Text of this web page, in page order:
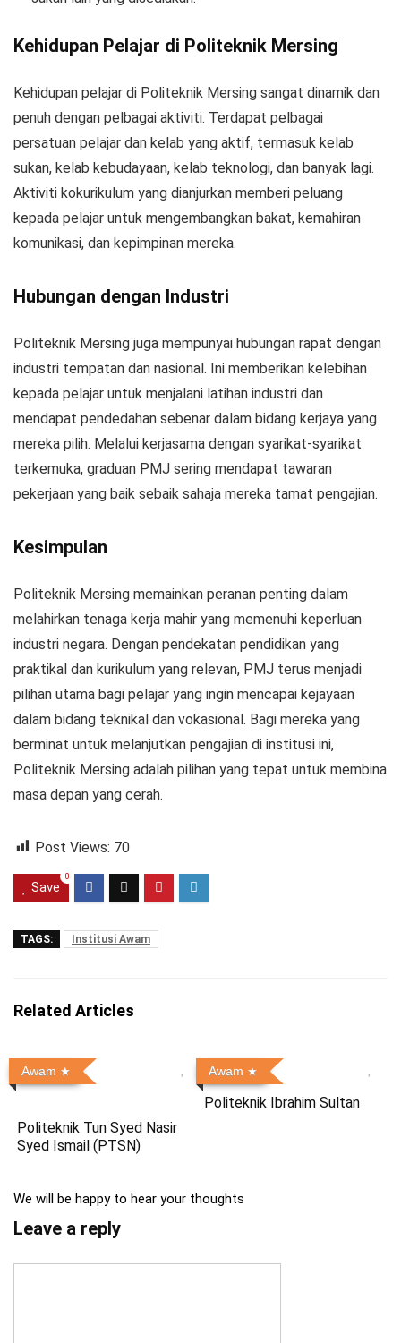
Kehidupan Pelajar di Politeknik Mersing
Kehidupan pelajar di Politeknik Mersing sangat dinamik dan
penuh dengan pelbagai aktiviti. Terdapat pelbagai
persatuan pelajar dan kelab yang aktif, termasuk kelab
sukan, kelab kebudayaan, kelab teknologi, dan banyak lagi.
Aktiviti kokurikulum yang dianjurkan memberi peluang
kepada pelajar untuk mengembangkan bakat, kemahiran
komunikasi, dan kepimpinan mereka.
Hubungan dengan Industri
Politeknik Mersing juga mempunyai hubungan rapat dengan
industri tempatan dan nasional. Ini memberikan kelebihan
kepada pelajar untuk menjalani latihan industri dan
mendapat pendedahan sebenar dalam bidang kerjaya yang
mereka pilih. Melalui kerjasama dengan syarikat-syarikat
terkemuka, graduan PMJ sering mendapat tawaran
pekerjaan yang baik sebaik sahaja mereka tamat pengajian.
Kesimpulan
Politeknik Mersing memainkan peranan penting dalam
melahirkan tenaga kerja mahir yang memenuhi keperluan
industri negara. Dengan pendekatan pendidikan yang
praktikal dan kurikulum yang relevan, PMJ terus menjadi
pilihan utama bagi pelajar yang ingin mencapai kejayaan
dalam bidang teknikal dan vokasional. Bagi mereka yang
berminat untuk melanjutkan pengajian di institusi ini,
Politeknik Mersing adalah pilihan yang tepat untuk membina
masa depan yang cerah.
Post Views: 70
Save
0
TAGS: Institusi Awam
Related Articles
Awam
Politeknik Tun Syed Nasir
Syed Ismail (PTSN)
Awam
Politeknik Ibrahim Sultan
We will be happy to hear your thoughts
Leave a reply